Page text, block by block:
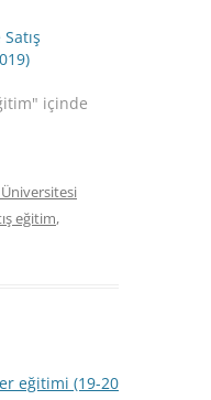
içinde
eğitim,
eğitimi (19-20